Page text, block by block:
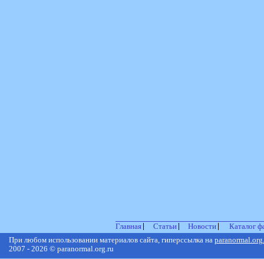
Главная Статьи Новости
Каталог
При любом использовании материалов сайта, гиперссылка на
2007 - 2026 © paranormal.org.ru